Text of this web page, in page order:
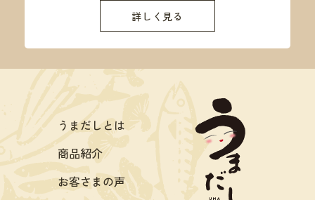
詳しく見る
うまだしとは
商品紹介
お客さまの声